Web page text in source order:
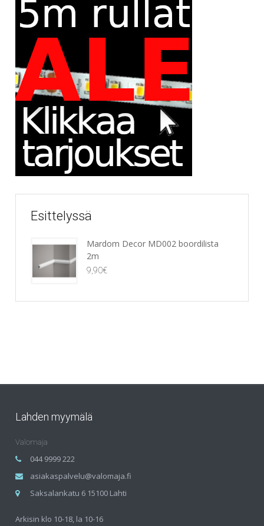
Esittelyssä
Mardom Decor MD002 boordilista
2m
9,90€
Lahden myymälä
Valomaja
044 9999 222
asiakaspalvelu@valomaja.fi
Saksalankatu 6 15100 Lahti
Arkisin klo 10-18, la 10-16